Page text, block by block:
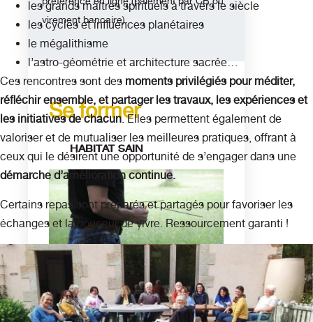
virement bancaire).
Se former
HABITAT SAIN
Géobiologie
Feng Shui
Nettoyage énergétique et
Clarification
les grands maîtres spirituels à travers le siècle
les cycles et influences planétaires
le mégalithisme
l’astro-géométrie et architecture sacrée…
Ces rencontres sont des moments privilégiés pour méditer,
réfléchir ensemble, et partager les travaux, les expériences et
les initiatives de chacun. Elles permettent également de
valoriser et de mutualiser les meilleures pratiques, offrant à
ceux qui le désirent une opportunité de s’engager dans une
démarche d’amélioration continue.
Certains repas sont préparés et partagés pour favoriser les
échanges et la douceur de vivre. Ressourcement garanti !